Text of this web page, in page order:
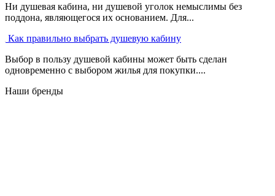
Ни душевая кабина, ни душевой уголок немыслимы без
поддона, являющегося их основанием. Для...
Как правильно выбрать душевую кабину
Выбор в пользу душевой кабины может быть сделан
одновременно с выбором жилья для покупки....
Наши бренды